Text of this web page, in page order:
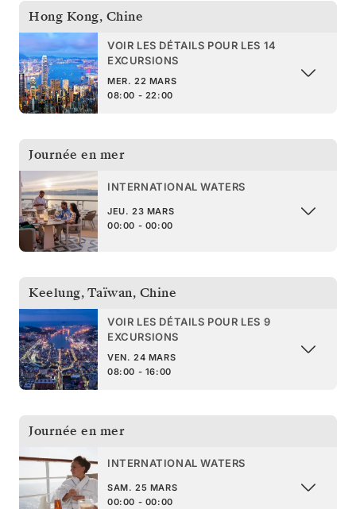
Hong Kong, Chine
VOIR LES DÉTAILS POUR LES 14
EXCURSIONS
MER. 22 MARS
08:00 - 22:00
Journée en mer
INTERNATIONAL WATERS
JEU. 23 MARS
00:00 - 00:00
Keelung, Taïwan, Chine
VOIR LES DÉTAILS POUR LES 9
EXCURSIONS
VEN. 24 MARS
08:00 - 16:00
Journée en mer
INTERNATIONAL WATERS
SAM. 25 MARS
00:00 - 00:00